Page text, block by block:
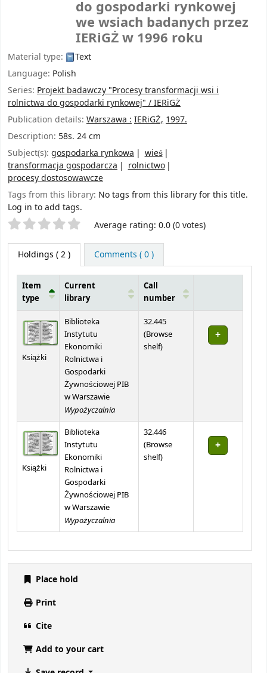
do gospodarki rynkowej
we wsiach badanych przez
IERiGŻ w 1996 roku
Material type:
Text
Language: Polish
Series: Projekt badawczy "Procesy transformacji wsi i
rolnictwa do gospodarki rynkowej" / IERiGŻ
Publication details: Warszawa : IERiGŻ, 1997.
Description: 58s. 24 cm
Subject(s): gospodarka rynkowa
wieś
transformacja gospodarcza
rolnictwo
procesy dostosowawcze
Tags from this library: No tags from this library for this title.
Log in to add tags.
Star ratings Average rating: 0.0 (0 votes)
Holdings ( 2 ) Comments ( 0 )
Item
type
Current
library
Call
number
Książki
Biblioteka
Instytutu
Ekonomiki
Rolnictwa i
Gospodarki
Żywnościowej PIB
w Warszawie
Wypożyczalnia
32.445
(Browse
shelf(Opens below)
)
Książki
Biblioteka
Instytutu
Ekonomiki
Rolnictwa i
Gospodarki
Żywnościowej PIB
w Warszawie
Wypożyczalnia
32.446
(Browse
shelf(Opens below)
)
Place hold
Print
Cite
Add to your cart